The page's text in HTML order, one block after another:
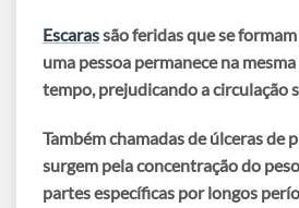
Escarassão feridas que se
uma pessoa permanece na
tempo, prejudicando a circulação
Também chamadas de úlceras de
surgem pela concentração do
partes específicas por longos